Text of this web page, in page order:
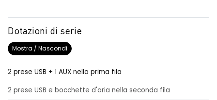
Dotazioni di serie
Mostra / Nascondi
2 prese USB + 1 AUX nella prima fila
2 prese USB e bocchette d'aria nella seconda fila